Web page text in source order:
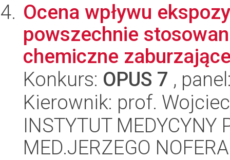
Ocena wpływu
powszechnie
chemiczne
Konkurs: OPUS 7 ,
Kierownik: prof.
INSTYTUT MEDYCYNY
MED.JERZEGO